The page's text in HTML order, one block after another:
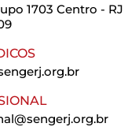
1703 Centro - RJ